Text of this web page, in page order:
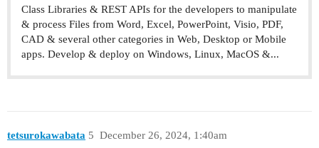
Class Libraries & REST APIs for the developers to manipulate
& process Files from Word, Excel, PowerPoint, Visio, PDF,
CAD & several other categories in Web, Desktop or Mobile
apps. Develop & deploy on Windows, Linux, MacOS &...
tetsurokawabata December 26, 2024, 1:40am
5